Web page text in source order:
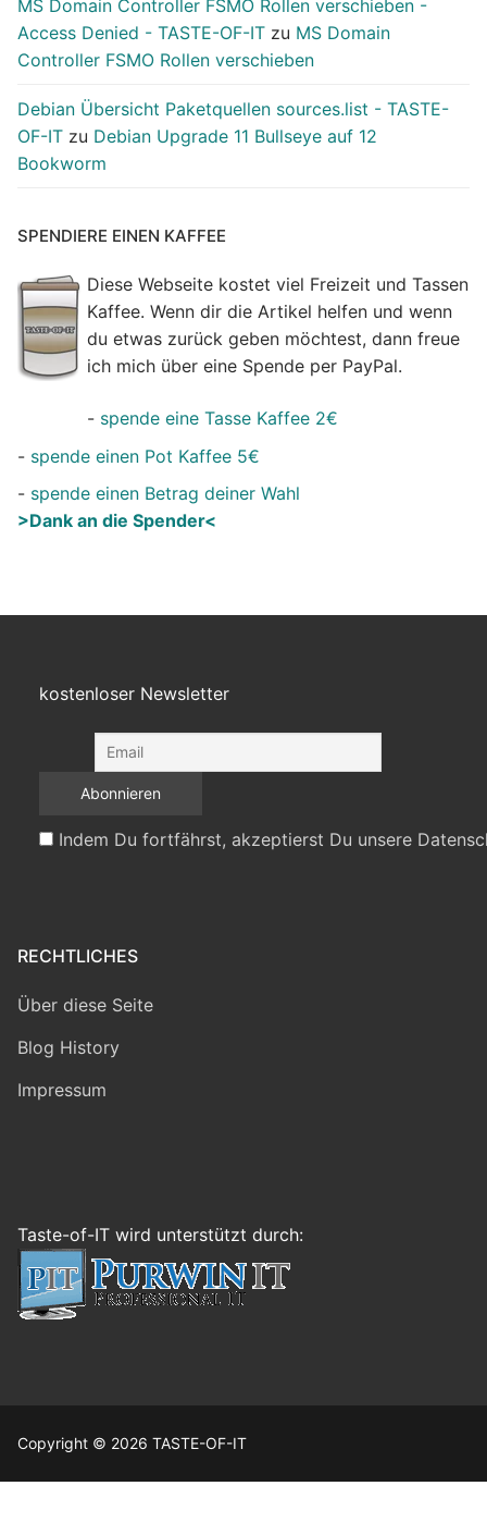
MS Domain Controller FSMO Rollen verschieben -
Access Denied - TASTE-OF-IT zu MS Domain
Controller FSMO Rollen verschieben
Debian Übersicht Paketquellen sources.list - TASTE-
OF-IT zu Debian Upgrade 11 Bullseye auf 12
Bookworm
SPENDIERE EINEN KAFFEE
Diese Webseite kostet viel Freizeit und Tassen
Kaffee. Wenn dir die Artikel helfen und wenn
du etwas zurück geben möchtest, dann freue
ich mich über eine Spende per PayPal.
- spende eine Tasse Kaffee 2€
- spende einen Pot Kaffee 5€
- spende einen Betrag deiner Wahl
>Dank an die Spender<
kostenloser Newsletter
Indem Du fortfährst, akzeptierst Du unsere
RECHTLICHES
Über diese Seite
Blog History
Impressum
Taste-of-IT wird unterstützt durch:
Copyright © 2026 TASTE-OF-IT